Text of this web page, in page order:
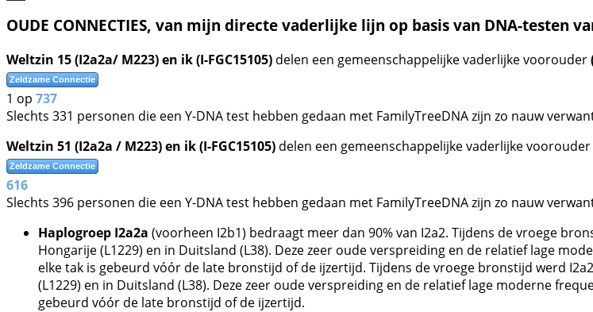
OUDE CONNECTIES, van mijn directe vaderlijke lijn op basis van DNA-testen
Weltzin 15 (I2a2a/ M223) en ik (I-FGC15105) delen een gemeenschappelijke vaderlijke voorouder
Zeldzame Connectie
1 op 737
Slechts 331 personen die een Y-DNA test hebben gedaan met FamilyTreeDNA zijn zo nauw
Weltzin 51 (I2a2a / M223) en ik (I-FGC15105) delen een gemeenschappelijke vaderlijke voorouder
Zeldzame Connectie
616
Slechts 396 personen die een Y-DNA test hebben gedaan met FamilyTreeDNA zijn zo nauw
Haplogroep I2a2a (voorheen I2b1) bedraagt meer dan 90% van I2a2. Tijdens de vroege
Hongarije (L1229) en in Duitsland (L38). Deze zeer oude verspreiding en de relatief lage
elke tak is gebeurd vóór de late bronstijd of de ijzertijd. Tijdens de vroege bronstijd werd
(L1229) en in Duitsland (L38). Deze zeer oude verspreiding en de relatief lage moderne
gebeurd vóór de late bronstijd of de ijzertijd.